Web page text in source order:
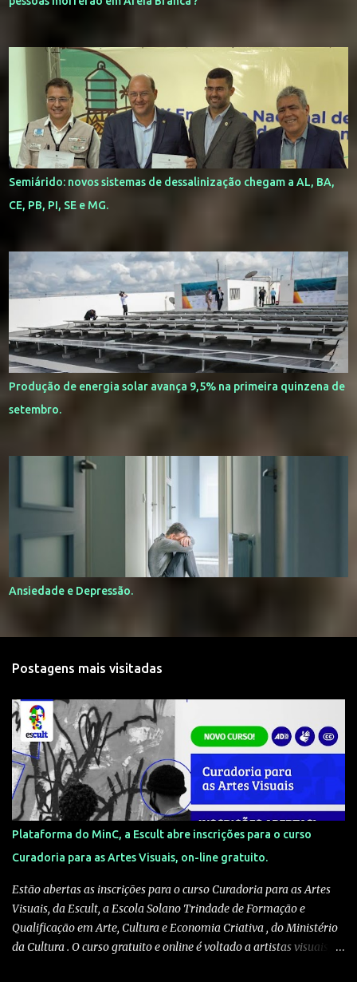
Semiárido: novos sistemas de dessalinização chegam a AL, BA,
CE, PB, PI, SE e MG.
Produção de energia solar avança 9,5% na primeira quinzena de
setembro.
Ansiedade e Depressão.
Postagens mais visitadas
Plataforma do MinC, a Escult abre inscrições para o curso
Curadoria para as Artes Visuais, on-line gratuito.
Estão abertas as inscrições para o curso Curadoria para as Artes
Visuais, da Escult, a Escola Solano Trindade de Formação e
Qualificação em Arte, Cultura e Economia Criativa , do Ministério
da Cultura . O curso gratuito e online é voltado a artistas visuais,